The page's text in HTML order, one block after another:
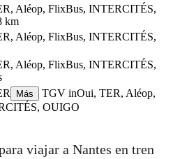
Aléop, FlixBus, INTERCITÉS,
km
Aléop, FlixBus, INTERCITÉS,
Aléop, FlixBus, INTERCITÉS,
Más
TGV inOui, TER, Aléop,
OUIGO
©CARTO, ©OpenStreetMap
viajar a Nantes en tren